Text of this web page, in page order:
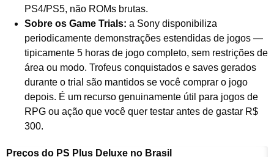
PS4/PS5, não ROMs brutas.
Sobre os Game Trials: a Sony disponibiliza
periodicamente demonstrações estendidas de jogos —
tipicamente 5 horas de jogo completo, sem restrições de
área ou modo. Trofeus conquistados e saves gerados
durante o trial são mantidos se você comprar o jogo
depois. É um recurso genuinamente útil para jogos de
RPG ou ação que você quer testar antes de gastar R$
300.
Preços do PS Plus Deluxe no Brasil